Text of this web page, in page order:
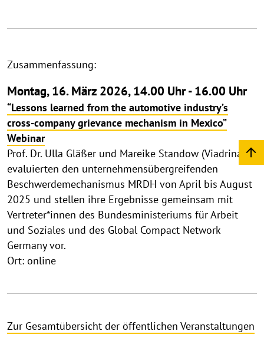
Zusammenfassung:
Montag, 16. März 2026, 14.00 Uhr - 16.00 Uhr
“Lessons learned from the automotive industry’s
cross-company grievance mechanism in Mexico”
Webinar
Prof. Dr. Ulla Gläßer und Mareike Standow (Viadrina)
evaluierten den unternehmensübergreifenden
Beschwerdemechanismus MRDH von April bis August
2025 und stellen ihre Ergebnisse gemeinsam mit
Vertreter*innen des Bundesministeriums für Arbeit
und Soziales und des Global Compact Network
Germany vor.
Ort: online
Zur Gesamtübersicht der öffentlichen Veranstaltungen